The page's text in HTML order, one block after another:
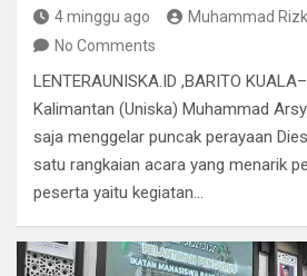
4 minggu ago
Muhammad
No Comments
LENTERAUNISKA.ID ​,BARITO
Kalimantan (Uniska) Muhammad
saja menggelar puncak perayaan
satu rangkaian acara yang menarik
peserta yaitu kegiatan…